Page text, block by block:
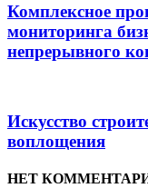
Комплексное
мониторинга
непрерывного
Искусство
воплощения
НЕТ